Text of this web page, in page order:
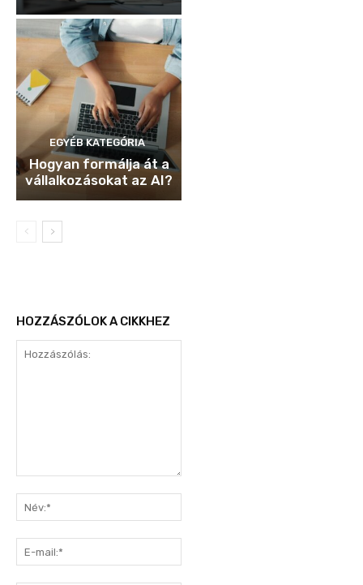
EGYÉB KATEGÓRIA
Hogyan formálja át a
vállalkozásokat az AI?
HOZZÁSZÓLOK A CIKKHEZ
mail:*